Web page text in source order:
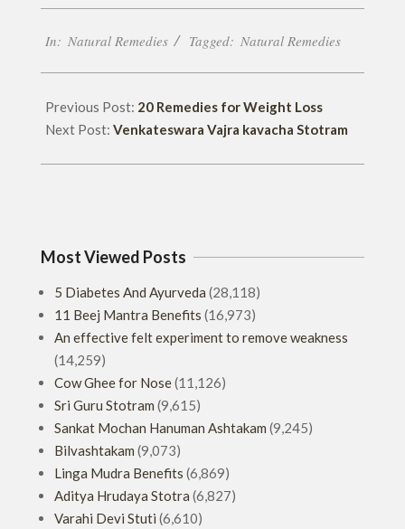
03-
In: Natural Remedies Tagged: Natural Remedies
Previous Post: 20 Remedies for Weight Loss
Next Post: Venkateswara Vajra kavacha Stotram
Most Viewed Posts
5 Diabetes And Ayurveda (28,118)
11 Beej Mantra Benefits (16,973)
An effective felt experiment to remove weakness
(14,259)
Cow Ghee for Nose(11,126)
Sri Guru Stotram (9,615)
Sankat Mochan Hanuman Ashtakam (9,245)
Bilvashtakam (9,073)
Linga Mudra Benefits (6,869)
Aditya Hrudaya Stotra (6,827)
Varahi Devi Stuti (6,610)